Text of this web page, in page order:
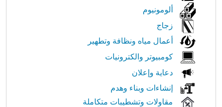
ألومونيوم
زجاج
أعمال مياه ونظافة وتطهير
كومبيوتر والكترونيات
دعاية وإعلان
إنشاءات وبناء وهدم
مقاولات وتشطيبات متكاملة